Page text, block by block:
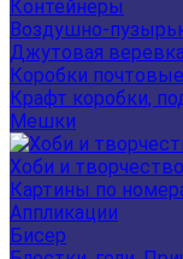
Контейнеры
Воздушно-
Джутовая
Коробки почтовые
Крафт коробки,
Мешки
Хоби и творчество
Картины по
Аппликации
Бисер